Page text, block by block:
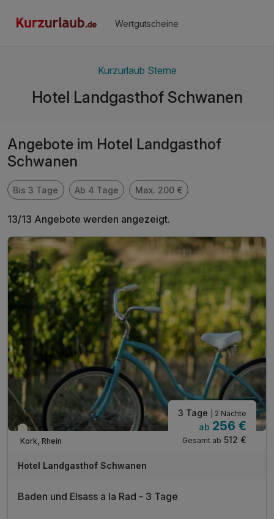
Wertgutscheine
Kurzurlaub Sterne
Hotel Landgasthof Schwanen
Angebote im Hotel Landgasthof
Schwanen
Bis 3 Tage Ab 4 Tage Max. 200 €
13/13 Angebote werden angezeigt.
Teilweise ausgelastet
Kork, Rhein
3 Tage | 2 Nächte
ab 256 €
Gesamt ab 512 €
Hotel Landgasthof Schwanen
Baden und Elsass a la Rad - 3 Tage